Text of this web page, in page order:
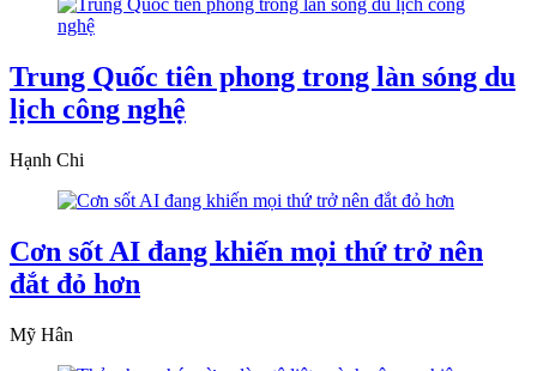
Trung Quốc tiên phong trong làn sóng du
lịch công nghệ
Hạnh Chi
Cơn sốt AI đang khiến mọi thứ trở nên
đắt đỏ hơn
Mỹ Hân